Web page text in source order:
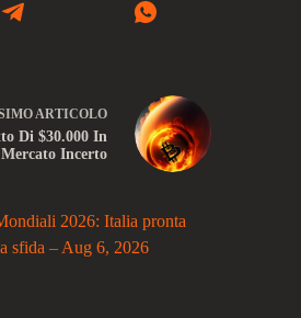
ARTICOLO
Di $30.000 In
Incerto
2026: Italia pronta
sfida – Aug 6, 2026